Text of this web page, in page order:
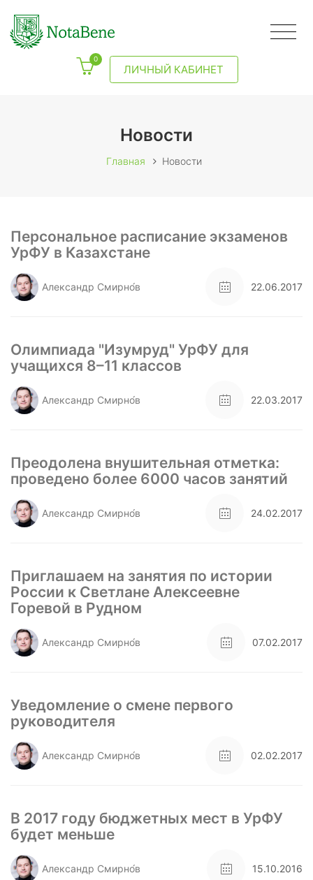
0
ЛИЧНЫЙ КАБИНЕТ
Новости
Главная Новости
Персональное расписание экзаменов
УрФУ в Казахстане
Александр Смирно́в 22.06.2017
Олимпиада "Изумруд" УрФУ для
учащихся 8–11 классов
Александр Смирно́в 22.03.2017
Преодолена внушительная отметка:
проведено более 6000 часов занятий
Александр Смирно́в 24.02.2017
Приглашаем на занятия по истории
России к Светлане Алексеевне
Горевой в Рудном
Александр Смирно́в 07.02.2017
Уведомление о смене первого
руководителя
Александр Смирно́в 02.02.2017
В 2017 году бюджетных мест в УрФУ
будет меньше
Александр Смирно́в 15.10.2016